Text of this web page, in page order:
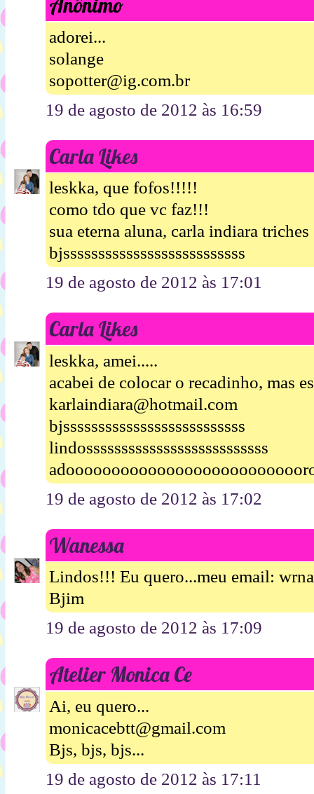
adorei...
solange
sopotter@ig.com.br
19 de agosto de 2012 às 16:59
Carla Likes
leskka, que fofos!!!!!
como tdo que vc faz!!!
sua eterna aluna, carla indiara triches
bjssssssssssssssssssssssssss
19 de agosto de 2012 às 17:01
Carla Likes
leskka, amei.....
acabei de colocar o recadinho, mas
karlaindiara@hotmail.com
bjssssssssssssssssssssssssss
lindossssssssssssssssssssssssss
19 de agosto de 2012 às 17:02
Wanessa
Lindos!!! Eu quero...meu email:
Bjim
19 de agosto de 2012 às 17:09
Atelier Monica Ce
Ai, eu quero...
monicacebtt@gmail.com
Bjs, bjs, bjs...
19 de agosto de 2012 às 17:11